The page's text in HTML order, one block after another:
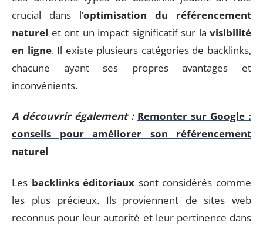
crucial dans l’optimisation du référencement
naturel et ont un impact significatif sur la visibilité
en ligne. Il existe plusieurs catégories de backlinks,
chacune ayant ses propres avantages et
inconvénients.
A découvrir également : Remonter sur Google :
conseils pour améliorer son référencement
naturel
Les backlinks éditoriaux sont considérés comme
les plus précieux. Ils proviennent de sites web
reconnus pour leur autorité et leur pertinence dans